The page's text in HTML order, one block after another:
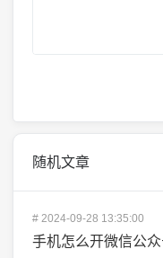
随机文章
# 2024-09-28 13:35:00
手机怎么开微信公